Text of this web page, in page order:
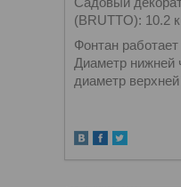
(BRUTTO): 10.2
Фонтан
Диаметр нижней
диаметр